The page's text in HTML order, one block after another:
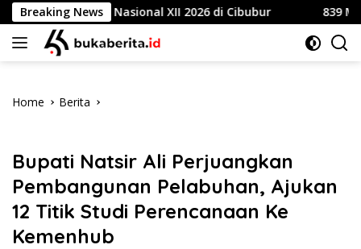
Skip
to
content
Breaking News
Nasional XII 2026 di Cibubur 839 Mahasiswa
Home Berita
Bupati Natsir Ali Perjuangkan
Pembangunan Pelabuhan, Ajukan
12 Titik Studi Perencanaan Ke
Kemenhub